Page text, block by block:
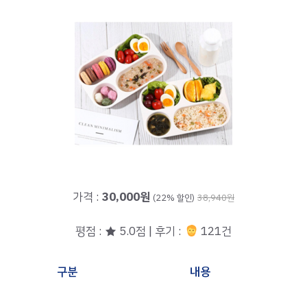
가격 : 30,000원 (22% 할인) 38,940원
평점 : ★ 5.0점 | 후기 : 121건
구분
내용